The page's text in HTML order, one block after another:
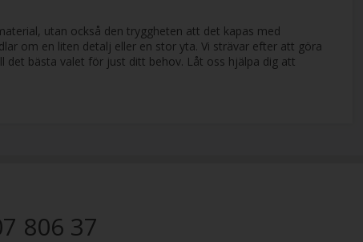
utan också den tryggheten att det kapas med
om en liten detalj eller en stor yta. Vi strävar efter att göra
det bästa valet för just ditt behov. Låt oss hjälpa dig att
806 37